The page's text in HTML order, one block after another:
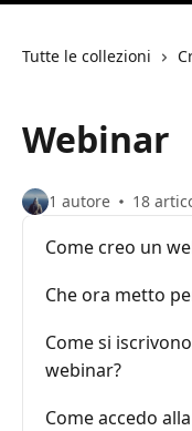
Tutte le collezioni
Webinar
1 autore 18
Come creo un
Che ora metto
Come si
webinar?
Come accedo